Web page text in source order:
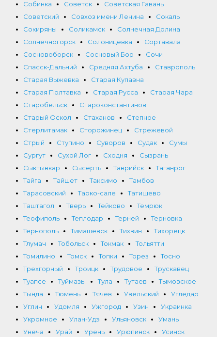
Собинка
Советск
Советская Гавань
Советский
Совхоз имени Ленина
Сокаль
Сокиряны
Соликамск
Солнечная Долина
Солнечногорск
Солоницевка
Сортавала
Сосновоборск
Сосновый Бор
Сочи
Спасск-Дальний
Средняя Ахтуба
Ставрополь
Старая Выжевка
Старая Купавна
Старая Полтавка
Старая Русса
Старая Чара
Старобельск
Староконстантинов
Старый Оскол
Стаханов
Степное
Стерлитамак
Сторожинец
Стрежевой
Стрый
Ступино Суворов Судак
Сумы
Сургут
Сухой Лог Сходня
Сызрань
Сыктывкар
Сысерть Таврийск
Таганрог
Тайга
Тайшет Таксимо
Тамбов
Тарасовский
Тарко-сале
Татищево
Таштагол
Тверь Тейково
Темрюк
Теофиполь
Теплодар Терней
Терновка
Тернополь
Тимашевск Тихвин
Тихорецк
Тлумач
Тобольск Токмак
Тольятти
Томилино
Томск Топки Торез
Тосно
Трехгорный
Троицк Трудовое
Трускавец
Туапсе
Туймазы Тула Тутаев
Тымовское
Тында
Тюмень Тячев Увельский
Угледар
Углич
Удомля Ужгород Узин
Украинка
Укромное
Улан-Удэ Ульяновск
Умань
Унеча
Урай Урень Урюпинск
Усинск